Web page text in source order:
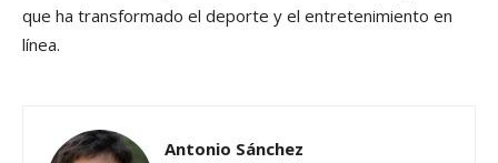
que ha transformado el deporte y el entretenimiento en
línea.
Antonio Sánchez